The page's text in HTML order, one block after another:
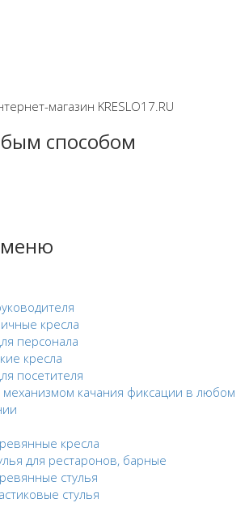
магазин KRESLO17.RU
способом
кресла
персонала
кресла
посетителя
механизмом качания фиксации в любом
кресла
для рестаронов, барные
стулья
стулья